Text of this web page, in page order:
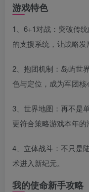
游戏特色
1、6+1对战：突破传
的支援系统，让战略发
2、抱团机制：岛屿世
色与定位，成为军团核
3、世界地图：再不是
更符合策略游戏本年的
4、立体战斗：不只是
术进入新纪元。
我的使命新手攻略